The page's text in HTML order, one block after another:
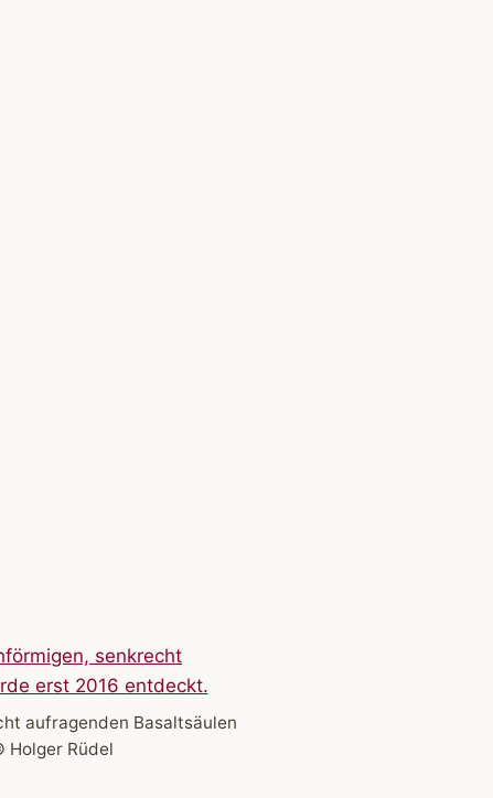
aufragenden Basaltsäulen
Holger Rüdel